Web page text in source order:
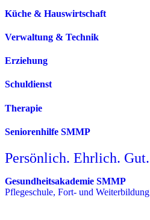
Küche & Hauswirtschaft
Verwaltung & Technik
Erziehung
Schuldienst
Therapie
Seniorenhilfe SMMP
Persönlich. Ehrlich. Gut.
Gesundheitsakademie SMMP
Pflegeschule, Fort- und Weiterbildung